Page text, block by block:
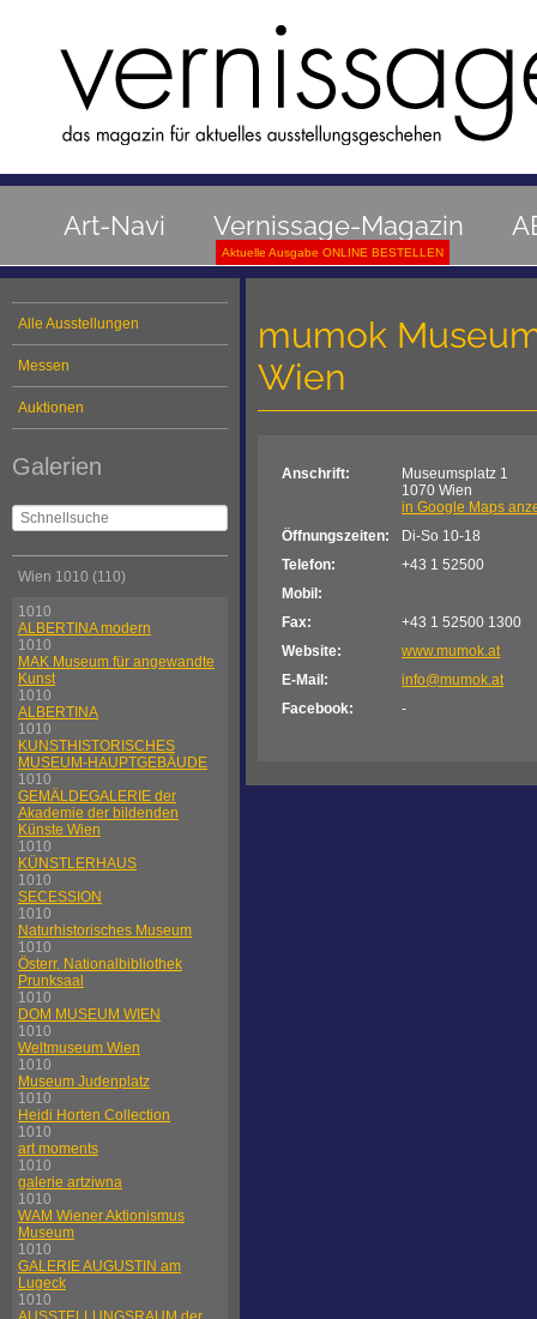
Art-Navi Vernissage-Magazin
Aktuelle Ausgabe ONLINE BESTELLEN
Alle Ausstellungen
Messen
Auktionen
Galerien
Wien 1010 (110)
1010
ALBERTINA modern
1010
MAK Museum für angewandte
Kunst
1010
ALBERTINA
1010
KUNSTHISTORISCHES
MUSEUM-HAUPTGEBÄUDE
1010
GEMÄLDEGALERIE der
Akademie der bildenden
Künste Wien
1010
KÜNSTLERHAUS
1010
SECESSION
1010
Naturhistorisches Museum
1010
Österr. Nationalbibliothek
Prunksaal
1010
DOM MUSEUM WIEN
1010
Weltmuseum Wien
1010
Museum Judenplatz
1010
Heidi Horten Collection
1010
art moments
1010
galerie artziwna
1010
WAM Wiener Aktionismus
Museum
1010
GALERIE AUGUSTIN am
Lugeck
1010
mumok
Wien
Anschrift:
Museumsplatz 1
1070 Wien
in Google Maps
Öffnungszeiten:
Di-So 10-18
Telefon:
+43 1 52500
Mobil:
Fax:
+43 1 52500 1300
Website:
www.mumok.at
E-Mail:
info@mumok.at
Facebook:
-